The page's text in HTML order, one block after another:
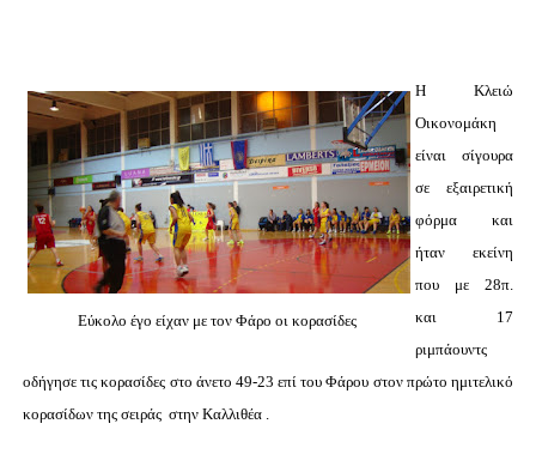
Εύκολο έγο είχαν με τον Φάρο οι κορασίδες
Η Κλειώ
Οικονομάκη
είναι σίγουρα
σε εξαιρετική
φόρμα και
ήταν εκείνη
που με 28π.
και 17
ριμπάουντς
οδήγησε τις κορασίδες στο άνετο 49-23 επί του Φάρου στον πρώτο ημιτελικό
κορασίδων της σειράς στην Καλλιθέα .